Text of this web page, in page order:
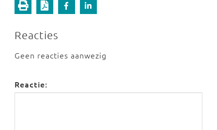
Reacties
Geen reacties aanwezig
Reactie: